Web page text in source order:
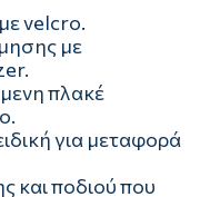
velcro.
με
πλακέ
για μεταφορά
και ποδιού που